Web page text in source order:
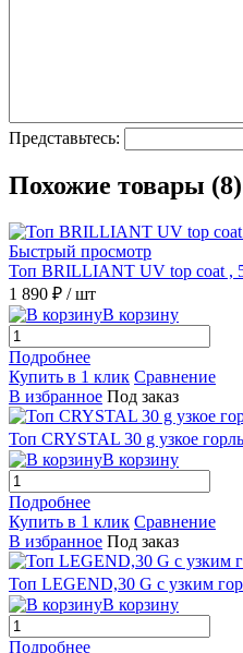
Представьтесь:
Похожие товары (8)
Быстрый просмотр
Топ BRILLIANT UV top coat ,
1 890 ₽ / шт
В корзину
Подробнее
Купить в 1 клик Сравнение
В избранное Под заказ
Топ CRYSTAL 30 g узкое
В корзину
Подробнее
Купить в 1 клик Сравнение
В избранное Под заказ
Топ LEGEND,30 G с узким
В корзину
Подробнее